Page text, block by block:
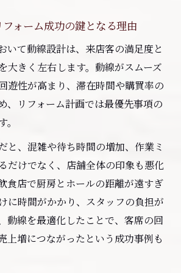
相談時に押さえたい質問例を紹
フォーム知識を解説
ム補助金を活用した店舗内装の進
など機能強化リフォームの基礎
計画時に知っておきたい法規制
事のスケジュール管理のコツを
ムで資産価値を維持するための工
ォーム成功の鍵となる理由
いて動線設計は、来店客の満足度と
大きく左右します。動線がスムーズ
遊性が高まり、滞在時間や購買率の
、リフォーム計画では最優先事項の
と、混雑や待ち時間の増加、作業ミ
だけでなく、店舗全体の印象も悪化
食店で厨房とホールの距離が遠すぎ
に時間がかかり、スタッフの負担が
動線を最適化したことで、客席の回
上増につながったという成功事例も